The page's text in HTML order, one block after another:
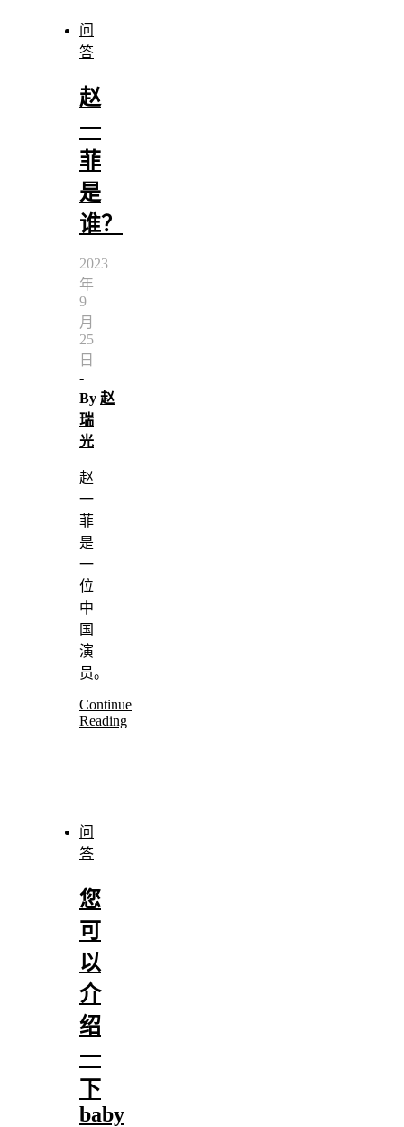
问
答
赵
一
菲
是
谁？
2023
年
9
月
25
日
-
By 赵
瑞
光
赵
一
菲
是
一
位
中
国
演
员。
Continue
Reading
问
答
您
可
以
介
绍
一
下
baby